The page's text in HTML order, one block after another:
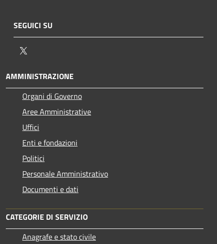
SEGUICI SU
AMMINISTRAZIONE
Organi di Governo
Aree Amministrative
Uffici
Enti e fondazioni
Politici
Personale Amministrativo
Documenti e dati
CATEGORIE DI SERVIZIO
Anagrafe e stato civile